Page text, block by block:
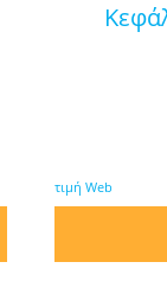
κεφάλι ομορφιάς mini
τιμή Web